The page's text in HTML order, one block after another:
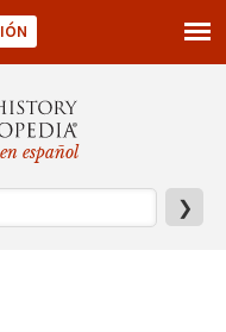
en español
❯